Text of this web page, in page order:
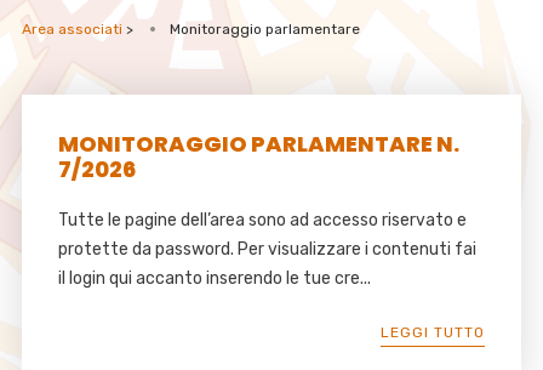
Area associati > Monitoraggio parlamentare
MONITORAGGIO PARLAMENTARE N.
7/2026
Tutte le pagine dell’area sono ad accesso riservato e
protette da password. Per visualizzare i contenuti fai
il login qui accanto inserendo le tue cre...
LEGGI TUTTO